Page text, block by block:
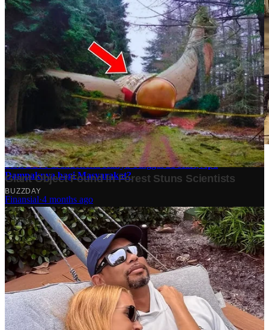
Stok BBM di Indonesia Hanya Tinggal 21 Hari, Apa
Dampaknya bagi Masyarakat?
Finansial·4 months ago
10 Makam Wali di Banten: Tempat Suci yang Memancarkan
Spiritualitas dan Sejarah
Tech 2 years ago
Analisis Bisnis Kopi Kenangan vs Point Coffee: Persaingan
dalam Industri Kopi Indonesia
Bisnis·1 year ago